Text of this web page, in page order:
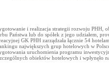
i realizacja strategii rozwoju PHH,
Państwa lub do spółek z jego udziałem,
GK PHH zarządzała łącznie 54
największych grup hotelowych w
uruchomienia programu
obiektów hotelowych i wpłynęło